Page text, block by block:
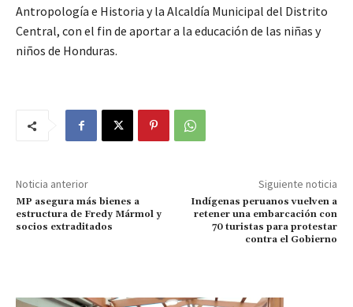
Antropología e Historia y la Alcaldía Municipal del Distrito
Central, con el fin de aportar a la educación de las niñas y
niños de Honduras.
Noticia anterior
MP asegura más bienes a
estructura de Fredy Mármol y
socios extraditados
Siguiente noticia
Indígenas peruanos vuelven a
retener una embarcación con
70 turistas para protestar
contra el Gobierno